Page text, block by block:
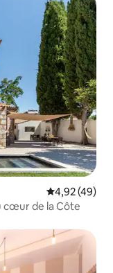
Évaluation
4,92 (49)
cœur de la Côte